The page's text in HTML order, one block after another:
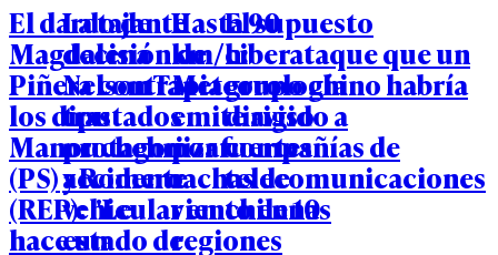
El dardo de
Magdalena
Piñera contra
los diputados
Manouchehri
(PS) y Romero
(REP): "Le
hace un
La tajante
decisión de
Nelson Tapia
tras
protagonizar
accidente
vehicular en
estado de
Hasta 90
km/h:
Meteorología
emite aviso
por fuertes
rachas de
viento en 10
regiones
El supuesto
ciberataque que un
grupo chino habría
dirigido a
compañías de
telecomunicaciones
chilenas